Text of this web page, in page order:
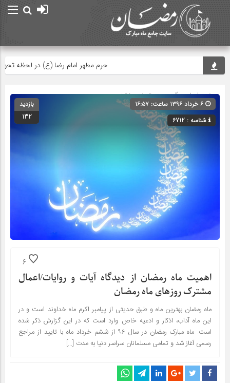
حرم مطهر امام رضا (ع) در لحظه تحویل
صفحه اصلی» گروه » دسته‌بندی نشده
شناسه : 6712
بازدید
132
6
اهمیت ماه رمضان از دیدگاه آیات و روایات/اعمال
مشترک روزهای ماه رمضان
ماه رمضان بهترین ماه و طبق حدیثی از پیامبر اکرم ماه خداوند است و در
این ماه آداب، اذکار و ادعیه خاص وارد است که در این گزارش ذکر شده
است. ماه مبارک رمضان در سال ۹۶ از ششم خرداد ماه با تایید از مراجع
رسمی آغاز شد و تمامی مسلمانان سراسر دنیا به مدت […]